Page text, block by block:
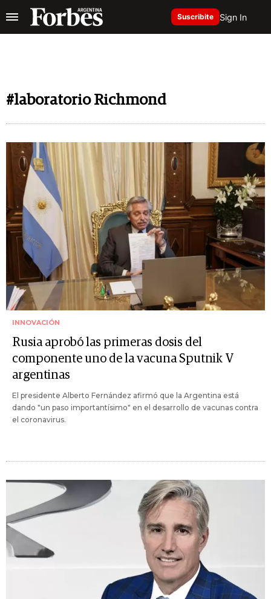
Suscribite Sign In
#laboratorio Richmond
INNOVACIÓN
Rusia aprobó las primeras dosis del
componente uno de la vacuna Sputnik V
argentinas
El presidente Alberto Fernández afirmó que la Argentina está
dando "un paso importantísimo" en el desarrollo de vacunas contra
el coronavirus.